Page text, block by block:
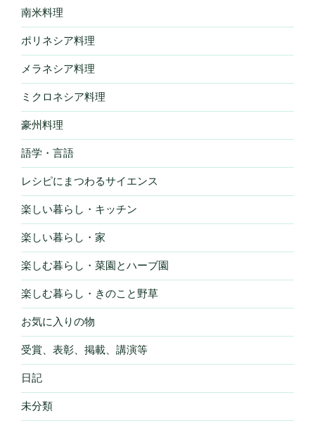
南米料理
ポリネシア料理
メラネシア料理
ミクロネシア料理
豪州料理
語学・言語
レシピにまつわるサイエンス
楽しい暮らし・キッチン
楽しい暮らし・家
楽しむ暮らし・菜園とハーブ園
楽しむ暮らし・きのこと野草
お気に入りの物
受賞、表彰、掲載、講演等
日記
未分類